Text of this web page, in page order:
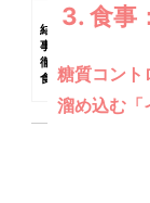
3. 食事
糖質コント
溜め込む「
積極的に
結婚式ダイエットの
事のポイントについ
徹底解説！おすすめ
食事メニュー4選！